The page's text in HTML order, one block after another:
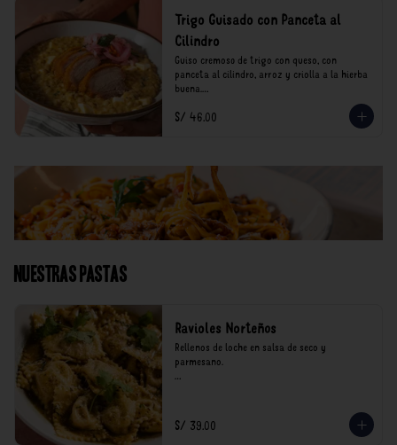
Trigo Guisado con Panceta al
Cilindro
Guiso cremoso de trigo con queso, con
panceta al cilindro, arroz y criolla a la hierba
buena.
*Nuestros precios están expresados en soles e
S/ 46.00
Nuestras Pastas
Ravioles Norteños
Rellenos de loche en salsa de seco y
parmesano.
consumo.
S/ 39.00